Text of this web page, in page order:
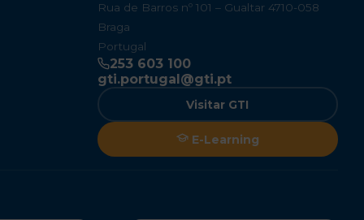
Rua de Barros nº 101 – Gualtar 4710-058
Braga
Portugal
253 603 100
gti.portugal@gti.pt
Visitar GTI
E-Learning